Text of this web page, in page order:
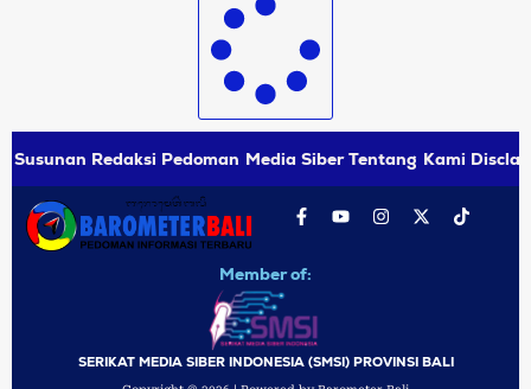
Susunan Redaksi Pedoman Media Siber Tentang Kami
Member of:
SERIKAT MEDIA SIBER INDONESIA (SMSI) PROVINSI BALI